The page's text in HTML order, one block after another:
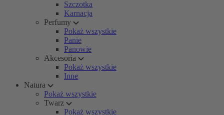
Szczotka
Karnacja
Perfumy
Pokaż wszystkie
Panie
Panowie
Akcesoria
Pokaż wszystkie
Inne
Natura
Pokaż wszystkie
Twarz
Pokaż wszystkie